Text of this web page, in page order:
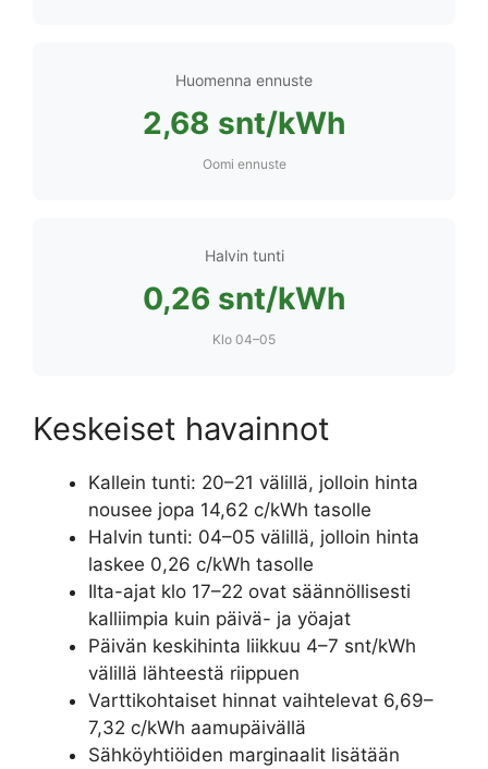
Huomenna ennuste
2,68 snt/kWh
Oomi ennuste
Halvin tunti
0,26 snt/kWh
Klo 04–05
Keskeiset havainnot
Kallein tunti: 20–21 välillä, jolloin hinta
nousee jopa 14,62 c/kWh tasolle
Halvin tunti: 04–05 välillä, jolloin hinta
laskee 0,26 c/kWh tasolle
Ilta-ajat klo 17–22 ovat säännöllisesti
kalliimpia kuin päivä- ja yöajat
Päivän keskihinta liikkuu 4–7 snt/kWh
välillä lähteestä riippuen
Varttikohtaiset hinnat vaihtelevat 6,69–
7,32 c/kWh aamupäivällä
Sähköyhtiöiden marginaalit lisätään